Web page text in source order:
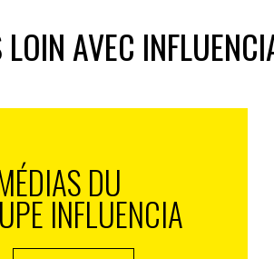
nous sommes fixés dans la
d’un Secrétariat d’Etat
Quelles sont les actions qu’elles
AVEC
DU
INFLUENCIA